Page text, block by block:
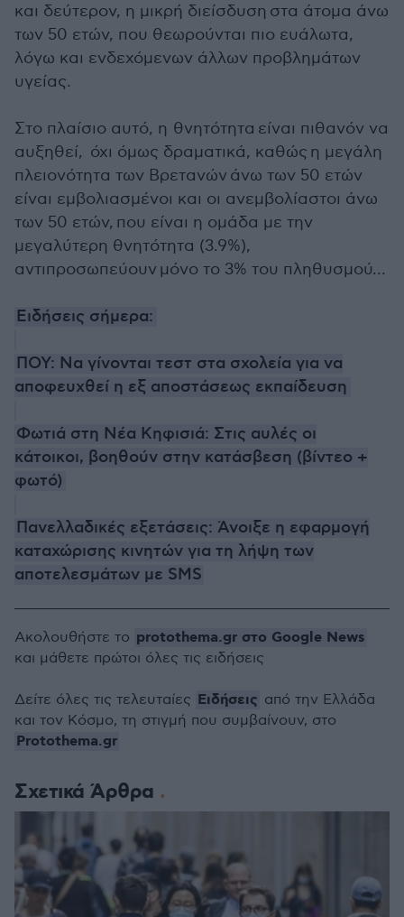
και δεύτερον, η μικρή διείσδυση στα άτομα άνω
των 50 ετών, που θεωρούνται πιο ευάλωτα,
λόγω και ενδεχόμενων άλλων προβλημάτων
υγείας.
Στο πλαίσιο αυτό, η θνητότητα είναι πιθανόν να
αυξηθεί, όχι όμως δραματικά, καθώς η μεγάλη
πλειονότητα των Βρετανών άνω των 50 ετών
είναι εμβολιασμένοι και οι ανεμβολίαστοι άνω
των 50 ετών, που είναι η ομάδα με την
μεγαλύτερη θνητότητα (3.9%),
αντιπροσωπεύουν μόνο το 3% του πληθυσμού...
Ειδήσεις σήμερα:
ΠΟΥ: Να γίνονται τεστ στα σχολεία για να
αποφευχθεί η εξ αποστάσεως εκπαίδευση
Φωτιά στη Νέα Κηφισιά: Στις αυλές οι
κάτοικοι, βοηθούν στην κατάσβεση (βίντεο +
φωτό)
Πανελλαδικές εξετάσεις: Άνοιξε η εφαρμογή
καταχώρισης κινητών για τη λήψη των
αποτελεσμάτων με SMS
Σχετικά Άρθρα
Ακολουθήστε το protothema.gr στο Google News
και μάθετε πρώτοι όλες τις ειδήσεις
Δείτε όλες τις τελευταίες Ειδήσεις από την Ελλάδα
και τον Κόσμο, τη στιγμή που συμβαίνουν, στο
Protothema.gr